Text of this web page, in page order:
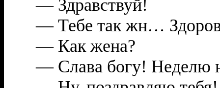
— Здравствуй!
— Тебе так жн…
— Как жена?
— Слава богу! Неделю